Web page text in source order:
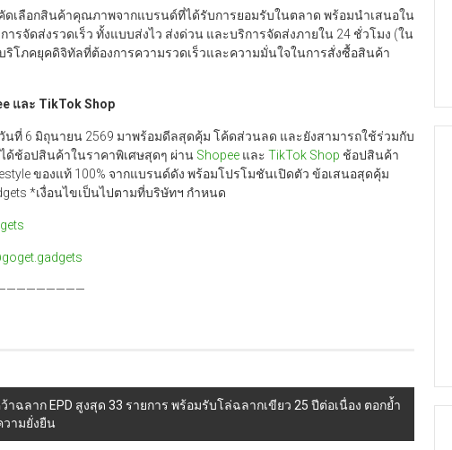
ดเลือกสินค้าคุณภาพจากแบรนด์ที่ได้รับการยอมรับในตลาด พร้อมนำเสนอใน
รจัดส่งรวดเร็ว ทั้งแบบส่งไว ส่งด่วน และบริการจัดส่งภายใน 24 ชั่วโมง (ใน
โภคยุคดิจิทัลที่ต้องการความรวดเร็วและความมั่นใจในการสั่งซื้อสินค้า
และ TikTok Shop
นที่ 6 มิถุนายน 2569 มาพร้อมดีลสุดคุ้ม โค้ดส่วนลด และยังสามารถใช้ร่วมกับ
ช้อปสินค้าในราคาพิเศษสุดๆ ผ่าน Shopee และ TikTok Shop ช้อปสินค้า
ของแท้ 100% จากแบรนด์ดัง พร้อมโปรโมชันเปิดตัว ข้อเสนอสุดคุ้ม
*เงื่อนไขเป็นไปตามที่บริษัทฯ กำหนด
าฉลาก EPD สูงสุด 33 รายการ พร้อมรับโล่ฉลากเขียว 25 ปีต่อเนื่อง ตอกย้ำ
วามยั่งยืน